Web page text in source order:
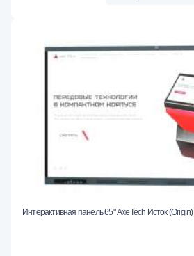
Интерактивная панель 65" AxeTech Исток (Origin)